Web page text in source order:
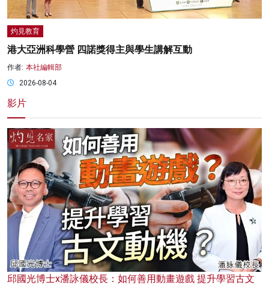
灼見教育
港大亞洲科學營 四諾獎得主與學生講解互動
作者: 本社編輯部
2026-08-04
影片
邱國光博士x潘詠儀校長：如何善用動畫遊戲 提升學習古文